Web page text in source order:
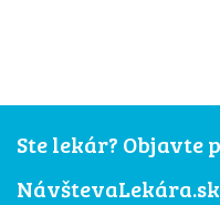
Ste lekár?
NávštevaLekára.sk